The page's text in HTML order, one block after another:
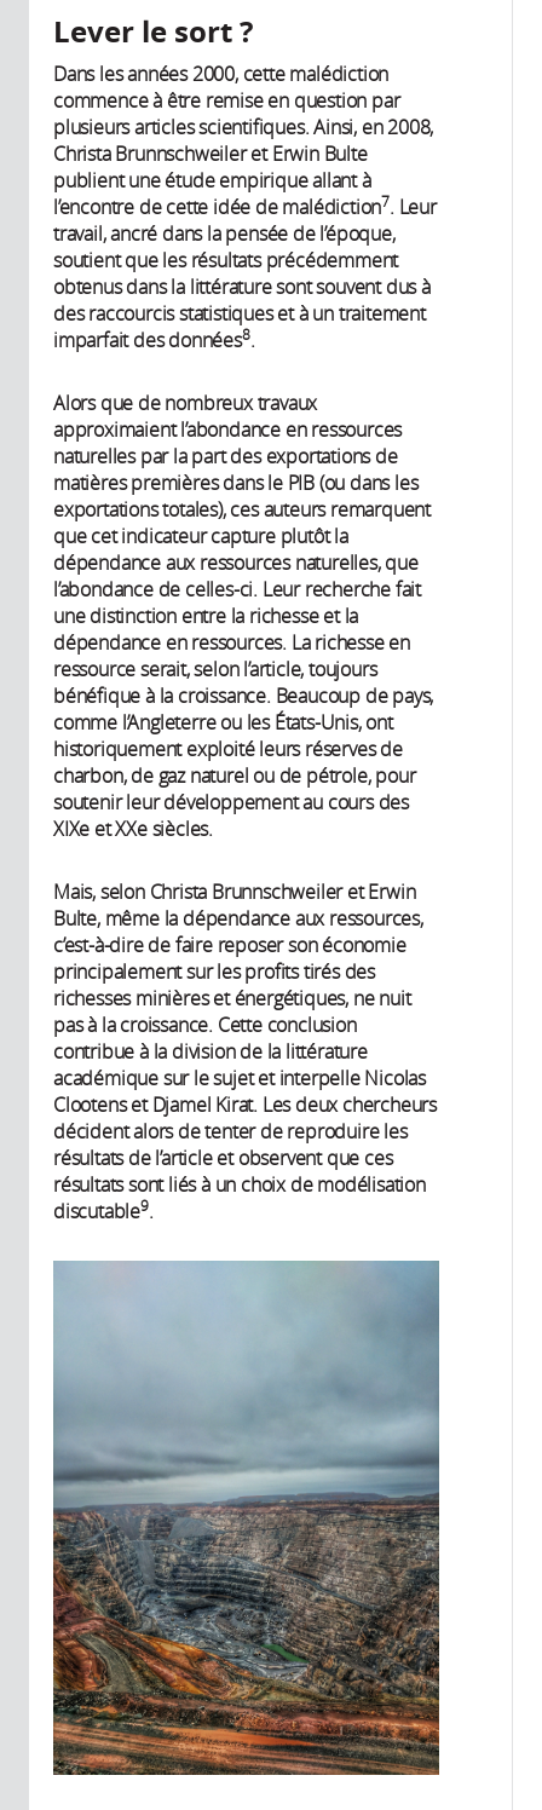
Lever le sort ?
Dans les années 2000, cette malédiction
commence à être remise en question par
plusieurs articles scientifiques. Ainsi, en 2008,
Christa Brunnschweiler et Erwin Bulte
publient une étude empirique allant à
l’encontre de cette idée de malédiction7. Leur
travail, ancré dans la pensée de l’époque,
soutient que les résultats précédemment
obtenus dans la littérature sont souvent dus à
des raccourcis statistiques et à un traitement
imparfait des données8.
Alors que de nombreux travaux
approximaient l’abondance en ressources
naturelles par la part des exportations de
matières premières dans le PIB (ou dans les
exportations totales), ces auteurs remarquent
que cet indicateur capture plutôt la
dépendance aux ressources naturelles, que
l’abondance de celles-ci. Leur recherche fait
une distinction entre la richesse et la
dépendance en ressources. La richesse en
ressource serait, selon l’article, toujours
bénéfique à la croissance. Beaucoup de pays,
comme l’Angleterre ou les États-Unis, ont
historiquement exploité leurs réserves de
charbon, de gaz naturel ou de pétrole, pour
soutenir leur développement au cours des
XIXe et XXe siècles.
Mais, selon Christa Brunnschweiler et Erwin
Bulte, même la dépendance aux ressources,
c’est-à-dire de faire reposer son économie
principalement sur les profits tirés des
richesses minières et énergétiques, ne nuit
pas à la croissance. Cette conclusion
contribue à la division de la littérature
académique sur le sujet et interpelle Nicolas
Clootens et Djamel Kirat. Les deux chercheurs
décident alors de tenter de reproduire les
résultats de l’article et observent que ces
résultats sont liés à un choix de modélisation
discutable9.